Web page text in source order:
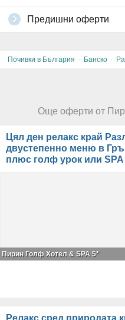
Предишни оферти
Почивки в България · Банско ·
Още оферти от
Цял ден релакс край
двустепенно меню в
плюс голф урок или
Пирин Голф Хотел & SPA 5*
Релакс сред природата